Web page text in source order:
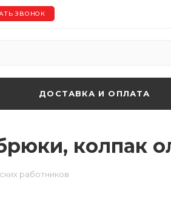
ЗВОНОК
ДОСТАВКА И ОПЛАТА
колпак
работников